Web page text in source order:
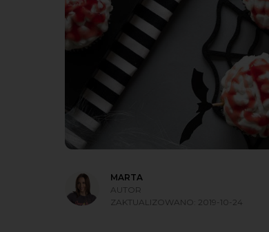
MARTA
AUTOR
ZAKTUALIZOWANO: 2019-10-24